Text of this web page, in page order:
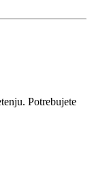
Potrebujete